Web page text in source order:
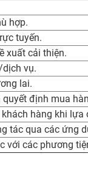
hợp.
tuyến.
xuất cải thiện.
vụ.
lai.
định mua
hàng khi lựa
tác qua các ứng
với các phương